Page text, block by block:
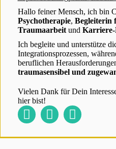
Hallo feiner Mensch, ich bin
Psychotherapie, Begleiterin
Traumaarbeitund Karriere-
Ich begleite und unterstütze
Integrationsprozessen,
beruflichen
traumasensibel und
Vielen Dank für Dein
hier bist!
Claudia
Süsens
Claudia
Süsens
Claudia
Süsens